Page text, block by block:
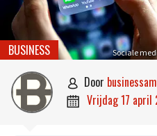
Sociale
BUSINESS
 door
 vrijdag 17